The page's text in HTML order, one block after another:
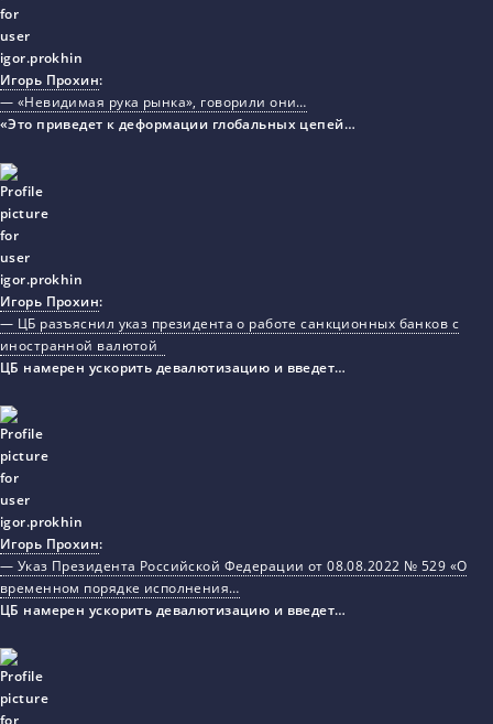
Игорь Прохин:
— «Невидимая рука рынка», говорили они…
«Это приведет к деформации глобальных цепей…
Игорь Прохин:
— ЦБ разъяснил указ президента о работе санкционных банков с
иностранной валютой
ЦБ намерен ускорить девалютизацию и введет…
Игорь Прохин:
— Указ Президента Российской Федерации от 08.08.2022 № 529 «О
временном порядке исполнения…
ЦБ намерен ускорить девалютизацию и введет…